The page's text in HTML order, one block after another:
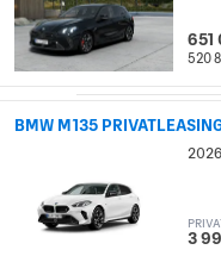
520
BMW M135
2026
3